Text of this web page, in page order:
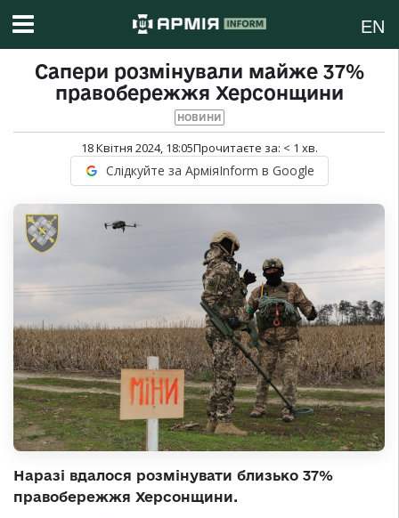
EN
Сапери розмінували майже 37%
правобережжя Херсонщини
НОВИНИ
18 Квітня 2024, 18:05Прочитаєте за: < 1 хв.
Слідкуйте за АрміяInform в Google
Наразі вдалося розмінувати близько 37%
правобережжя Херсонщини.